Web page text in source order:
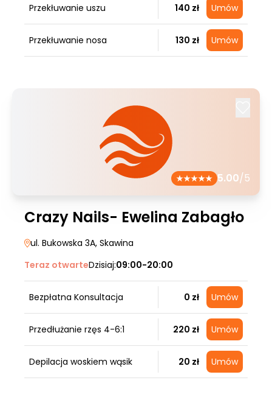
Przekłuwanie uszu 140 zł Umów
Przekłuwanie nosa 130 zł Umów
5.00/5
Crazy Nails- Ewelina Zabagło
ul. Bukowska 3A, Skawina
Teraz otwarteDzisiaj:09:00-20:00
Bezpłatna Konsultacja 0 zł Umów
Przedłużanie rzęs 4-6:1 220 zł Umów
Depilacja woskiem wąsik 20 zł Umów